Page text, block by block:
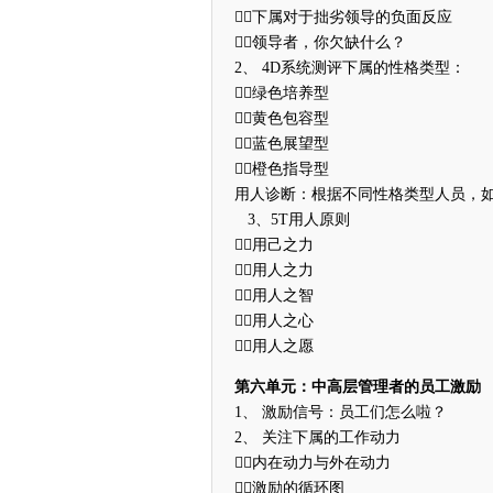
下属对于拙劣领导的负面反应
领导者，你欠缺什么？
2、 4D系统测评下属的性格类型：
绿色培养型
黄色包容型
蓝色展望型
橙色指导型
用人诊断：根据不同性格类型人员，
3、5T用人原则
用己之力
用人之力
用人之智
用人之心
用人之愿
第六单元：中高层管理者的员工激励
1、 激励信号：员工们怎么啦？
2、 关注下属的工作动力
内在动力与外在动力
激励的循环图